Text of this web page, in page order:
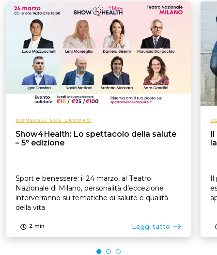
CONSIGLI SUL LAVORO
Show4Health: Lo spettacolo della salute
– 5° edizione
Sport e benessere: il 24 marzo, al Teatro
Nazionale di Milano, personalità d’eccezione
interverranno su tematiche di salute e qualità
della vita
2 min Leggi tutto
Il